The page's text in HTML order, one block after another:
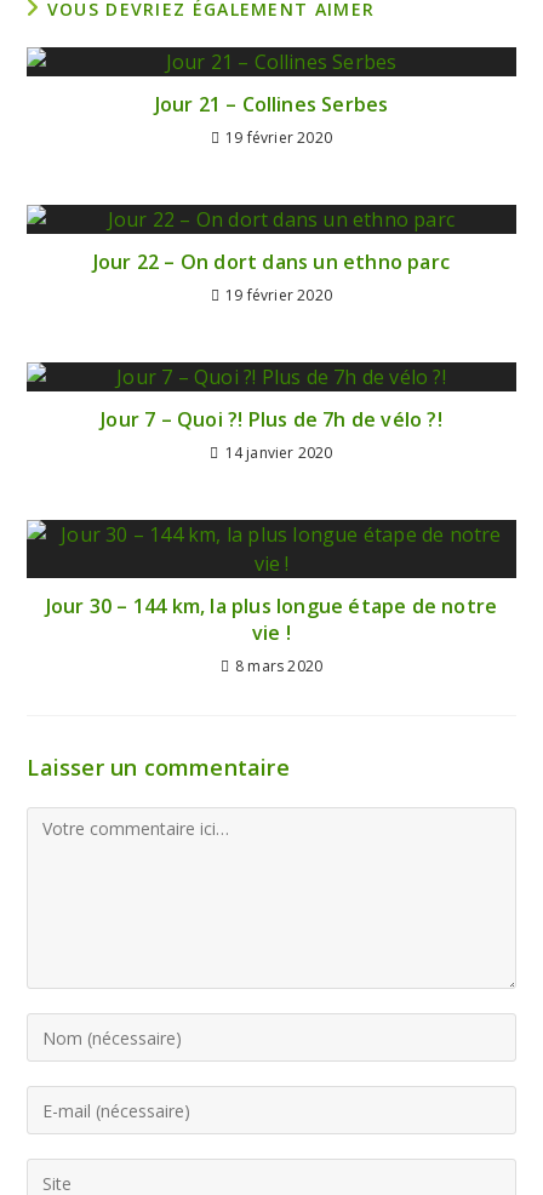
VOUS DEVRIEZ ÉGALEMENT AIMER
Jour 21 – Collines Serbes
19 février 2020
Jour 22 – On dort dans un ethno parc
19 février 2020
Jour 7 – Quoi ?! Plus de 7h de vélo ?!
14 janvier 2020
Jour 30 – 144 km, la plus longue étape de notre
vie !
8 mars 2020
Laisser un commentaire